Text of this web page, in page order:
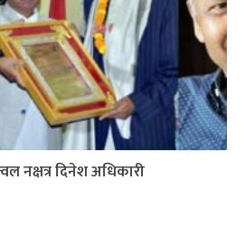
नक्षत्र दिनेश अधिकारी